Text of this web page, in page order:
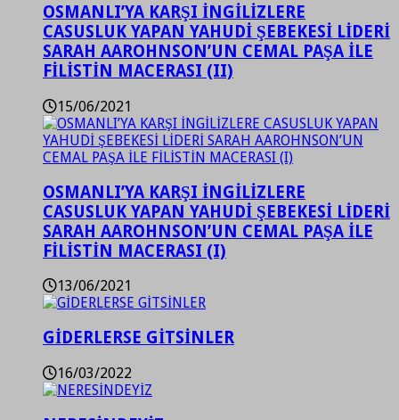
OSMANLI’YA KARŞI İNGİLİZLERE
CASUSLUK YAPAN YAHUDİ ŞEBEKESİ LİDERİ
SARAH AAROHNSON’UN CEMAL PAŞA İLE
FİLİSTİN MACERASI (II)
15/06/2021
OSMANLI’YA KARŞI İNGİLİZLERE
CASUSLUK YAPAN YAHUDİ ŞEBEKESİ LİDERİ
SARAH AAROHNSON’UN CEMAL PAŞA İLE
FİLİSTİN MACERASI (I)
13/06/2021
GİDERLERSE GİTSİNLER
16/03/2022